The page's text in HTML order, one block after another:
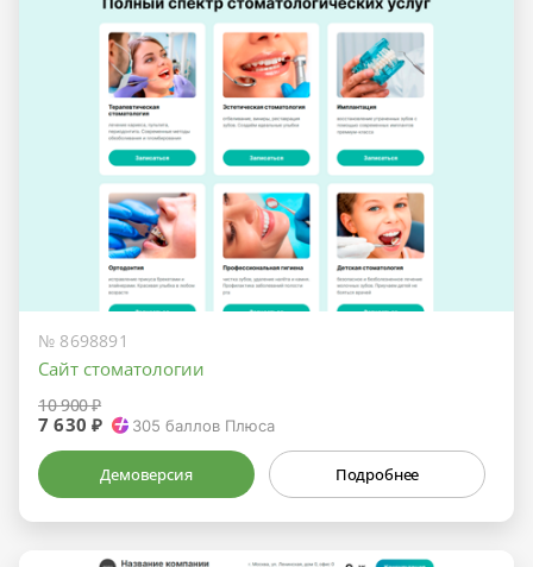
№ 8698891
Сайт стоматологии
10 900 ₽
7 630 ₽ 305 баллов Плюса
Демоверсия Подробнее